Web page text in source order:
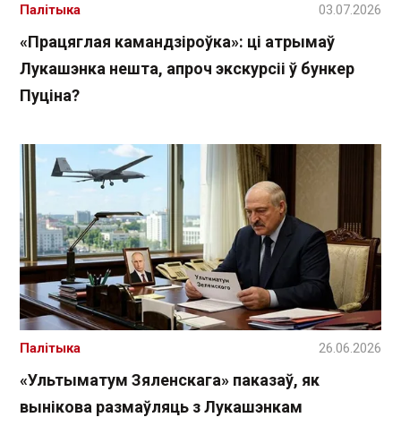
«Працяглая камандзіроўка»: ці атрымаў
Лукашэнка нешта, апроч экскурсіі ў бункер
Пуціна?
Палітыка 03.07.2026
«Ультыматум Зяленскага» паказаў, як
вынікова размаўляць з Лукашэнкам
Палітыка 26.06.2026